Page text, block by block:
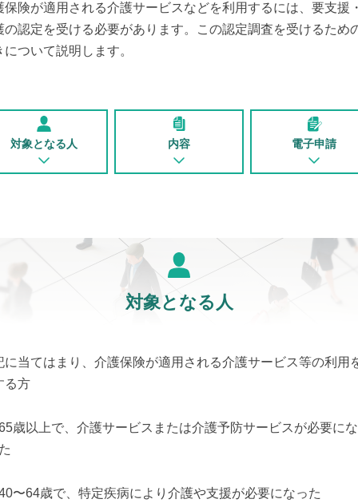
保険が適用される介護サービスなどを利用するには、要支援
の認定を受ける必要があります。この認定調査を受けるため
について説明します。
対象となる人 内容 電子申請
対象となる人
に当てはまり、介護保険が適用される介護サービス等の利用
る方
歳以上で、介護サービスまたは介護予防サービスが必要に
た
〜64歳で、特定疾病により介護や支援が必要になった